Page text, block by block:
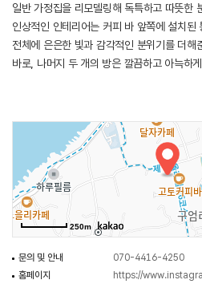
일반 가정집을 리모델링해 독특하고 따뜻한
인상적인 인테리어는 커피 바 앞쪽에 설치된
전체에 은은한 빛과 감각적인 분위기를 더해
바로, 나머지 두 개의 방은 깔끔하고 아늑하
분위기에서 커피를 즐길 수 있다. 전체적으
필터커피와 부드럽고 진한 풍미의 테린느이
등 다양한 커피와 음료 메뉴가 준비되어 있
250m
문의 및 안내
070-4416-4250
홈페이지
https://